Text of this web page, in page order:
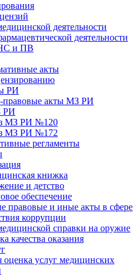
деятельности
деятельности
и ПВ
акты
РИ
правовые акты МЗ РИ
РИ
МЗ РИ №120
МЗ РИ №172
регламенты
книжка
и детство
обеспечение
правовые и иные акты в сфере
коррупции
справки на оружие
качества оказания
оценка услуг медицинскиx